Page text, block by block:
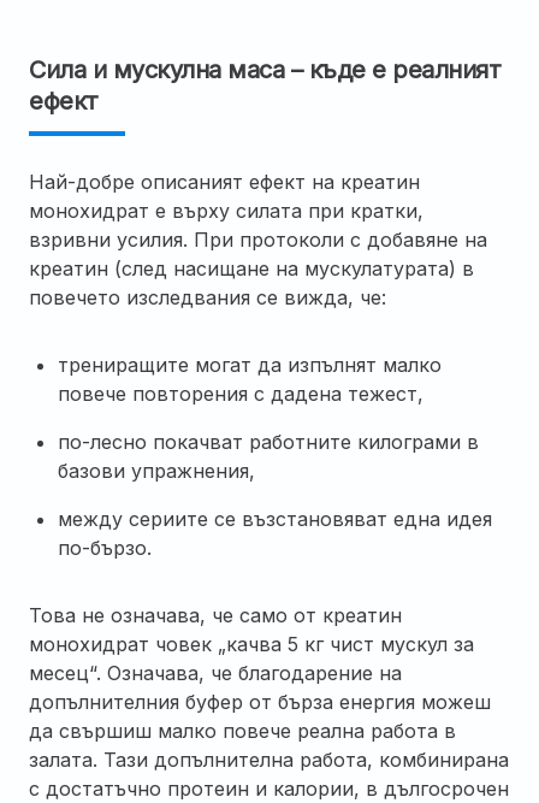
Сила и мускулна маса – къде е реалният
ефект
Най-добре описаният ефект на креатин
монохидрат е върху силата при кратки,
взривни усилия. При протоколи с добавяне на
креатин (след насищане на мускулатурата) в
повечето изследвания се вижда, че:
трениращите могат да изпълнят малко
повече повторения с дадена тежест,
по-лесно покачват работните килограми в
базови упражнения,
между сериите се възстановяват една идея
по-бързо.
Това не означава, че само от креатин
монохидрат човек „качва 5 кг чист мускул за
месец“. Означава, че благодарение на
допълнителния буфер от бърза енергия можеш
да свършиш малко повече реална работа в
залата. Тази допълнителна работа, комбинирана
с достатъчно протеин и калории, в дългосрочен